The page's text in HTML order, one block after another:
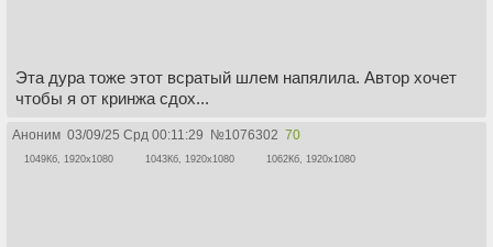
Эта дура тоже этот всратый шлем напялила. Автор хочет
чтобы я от кринжа сдох...
Аноним 03/09/25 Срд 00:11:29 №1076302 70
1049Кб, 1920x1080 1043Кб, 1920x1080 1062Кб, 1920x1080